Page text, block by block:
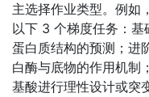
主选择作业类型。例如
以下 3 个梯度任务：
蛋白质结构的预测；进
白酶与底物的作用机制
基酸进行理性设计或突